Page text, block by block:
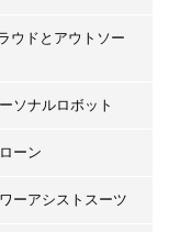
ウドとアウトソー
ソナルロボット
ーン
ーアシストスーツ